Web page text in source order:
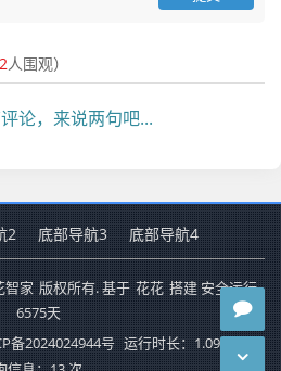
人围观）
论，来说两句吧...
2 底部导航3 底部导航4
智家 版权所有. 基于 花花 搭建 安全运行
6575天
备2024024944号 运行时长：1.091秒 查